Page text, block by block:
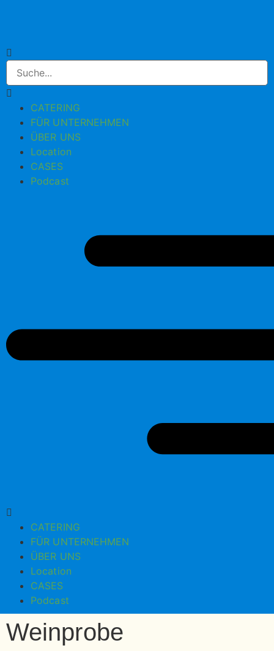
CATERING
FÜR UNTERNEHMEN
ÜBER UNS
Location
CASES
Podcast
CATERING
FÜR UNTERNEHMEN
ÜBER UNS
Location
CASES
Podcast
Weinprobe